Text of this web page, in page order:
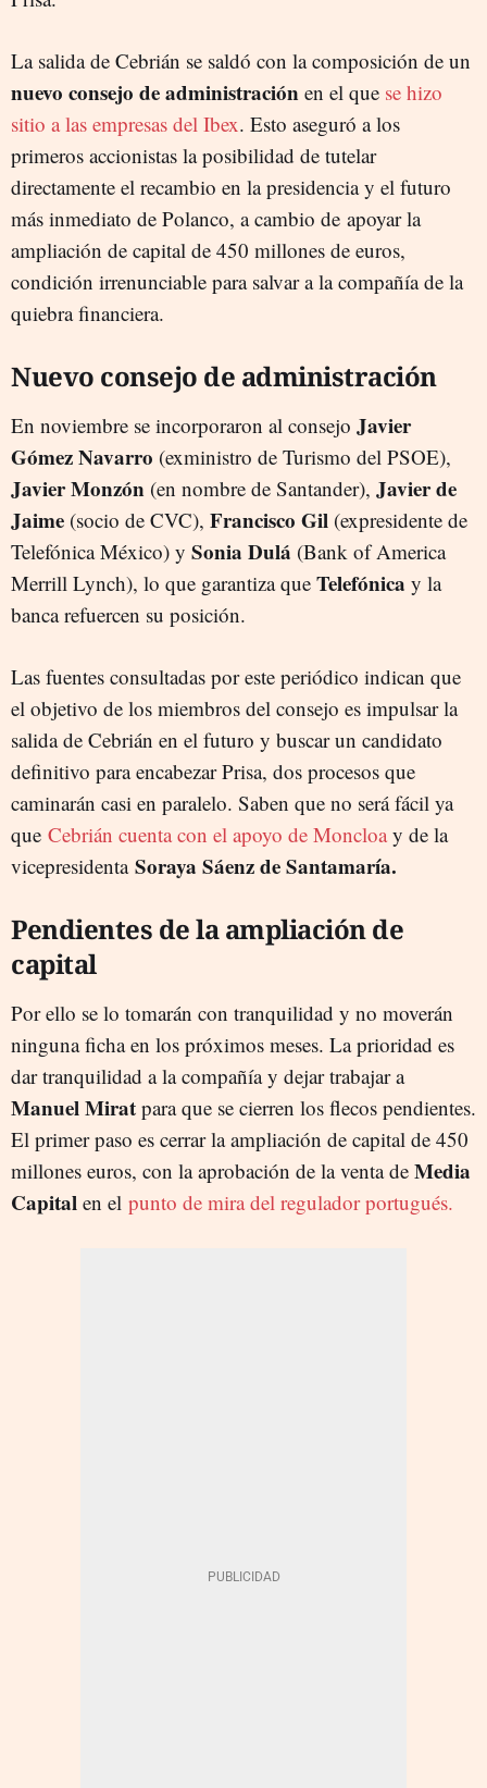
La salida de Cebrián se saldó con la composición de un
nuevo consejo de administración en el que se hizo
sitio a las empresas del Ibex. Esto aseguró a los
primeros accionistas la posibilidad de tutelar
directamente el recambio en la presidencia y el futuro
más inmediato de Polanco, a cambio de apoyar la
ampliación de capital de 450 millones de euros,
condición irrenunciable para salvar a la compañía de la
quiebra financiera.
Nuevo consejo de administración
En noviembre se incorporaron al consejo Javier
Gómez Navarro (exministro de Turismo del PSOE),
Javier Monzón (en nombre de Santander), Javier de
Jaime (socio de CVC), Francisco Gil (expresidente de
Telefónica México) y Sonia Dulá (Bank of America
Merrill Lynch), lo que garantiza que Telefónica y la
banca refuercen su posición.
Las fuentes consultadas por este periódico indican que
el objetivo de los miembros del consejo es impulsar la
salida de Cebrián en el futuro y buscar un candidato
definitivo para encabezar Prisa, dos procesos que
caminarán casi en paralelo. Saben que no será fácil ya
que Cebrián cuenta con el apoyo de Moncloay de la
vicepresidentaSoraya Sáenz de Santamaría.
Pendientes de la ampliación de
capital
Por ello se lo tomarán con tranquilidad y no moverán
ninguna ficha en los próximos meses. La prioridad es
dar tranquilidad a la compañía y dejar trabajar a
Manuel Mirat para que se cierren los flecos pendientes.
El primer paso es cerrar la ampliación de capital de 450
millones euros, con la aprobación de la venta de Media
Capital en el punto de mira del regulador portugués.